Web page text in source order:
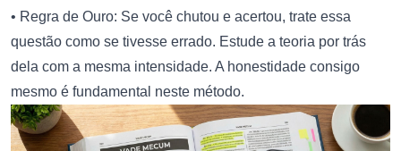
• Regra de Ouro: Se você chutou e acertou, trate essa
questão como se tivesse errado. Estude a teoria por trás
dela com a mesma intensidade. A honestidade consigo
mesmo é fundamental neste método.